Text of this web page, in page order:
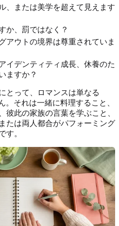
、または美学を超えて見えます
か、罰ではなく？
アウトの境界は尊重されていま
イデンティティ成長、休養のた
ますか？
とって、ロマンスは単なる
。それは一緒に料理すること、
彼此の家族の言葉を学ぶこと、
たは両人都合がパフォーミング
す。